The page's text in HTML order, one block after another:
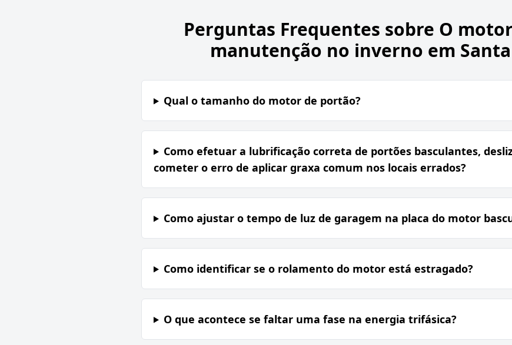
Perguntas Frequentes sobre O
manutenção no inverno em Santa
Qual o tamanho do motor de portão?
Como efetuar a lubrificação correta de portões basculantes,
cometer o erro de aplicar graxa comum nos locais errados?
Como ajustar o tempo de luz de garagem na placa do motor
Como identificar se o rolamento do motor está estragado?
O que acontece se faltar uma fase na energia trifásica?